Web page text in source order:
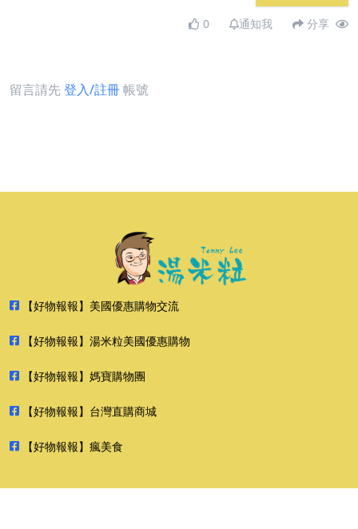
0 通知我 分享
留言請先登入/註冊帳號
【好物報報】美國優惠購物交流
【好物報報】湯米粒美國優惠購物
【好物報報】媽寶購物團
【好物報報】台灣直購商城
【好物報報】瘋美食